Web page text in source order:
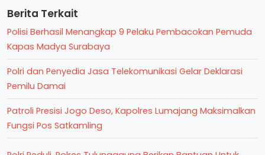
Berita Terkait
Polisi Berhasil Menangkap 9 Pelaku Pembacokan Pemuda
Kapas Madya Surabaya
Polri dan Penyedia Jasa Telekomunikasi Gelar Deklarasi
Pemilu Damai
Patroli Presisi Jogo Deso, Kapolres Lumajang Maksimalkan
Fungsi Pos Satkamling